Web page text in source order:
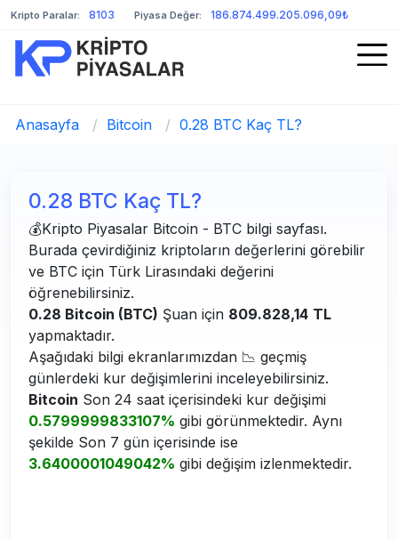
Kripto Paralar: 8103 Piyasa Değer: 186.874.499.205.096,09₺
Anasayfa / Bitcoin / 0.28 BTC Kaç TL?
0.28 BTC Kaç TL?
💰Kripto Piyasalar Bitcoin - BTC bilgi sayfası.
Burada çevirdiğiniz kriptoların değerlerini görebilir
ve BTC için Türk Lirasındaki değerini
öğrenebilirsiniz.
0.28 Bitcoin (BTC) Şuan için 809.828,14 TL
yapmaktadır.
Aşağıdaki bilgi ekranlarımızdan 📉 geçmiş
günlerdeki kur değişimlerini inceleyebilirsiniz.
Bitcoin Son 24 saat içerisindeki kur değişimi
0.5799999833107% gibi görünmektedir. Aynı
şekilde Son 7 gün içerisinde ise
3.6400001049042% gibi değişim izlenmektedir.